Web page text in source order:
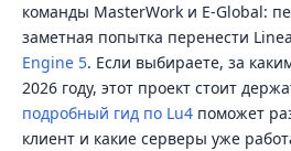
команды MasterWork и E-Global:
заметная попытка перенести
Engine 5. Если выбираете, за
2026 году, этот проект стоит
подробный гид по Lu4 поможет
клиент и какие серверы уже